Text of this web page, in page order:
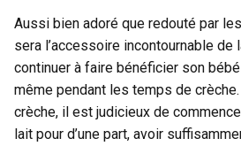
Aussi bien adoré que redouté par
sera l’accessoire incontournable de
continuer à faire bénéficier son
même pendant les temps de crèche.
crèche, il est judicieux de
lait pour d’une part, avoir